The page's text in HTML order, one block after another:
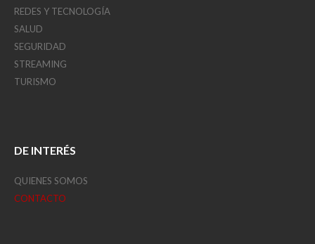
REDES Y TECNOLOGÍA
SALUD
SEGURIDAD
STREAMING
TURISMO
DE INTERÉS
QUIENES SOMOS
CONTACTO